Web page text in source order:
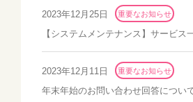
2023年12月25日 重要なお知らせ
【システムメンテナンス】サービス
2023年12月11日 重要なお知らせ
年末年始のお問い合わせ回答につい